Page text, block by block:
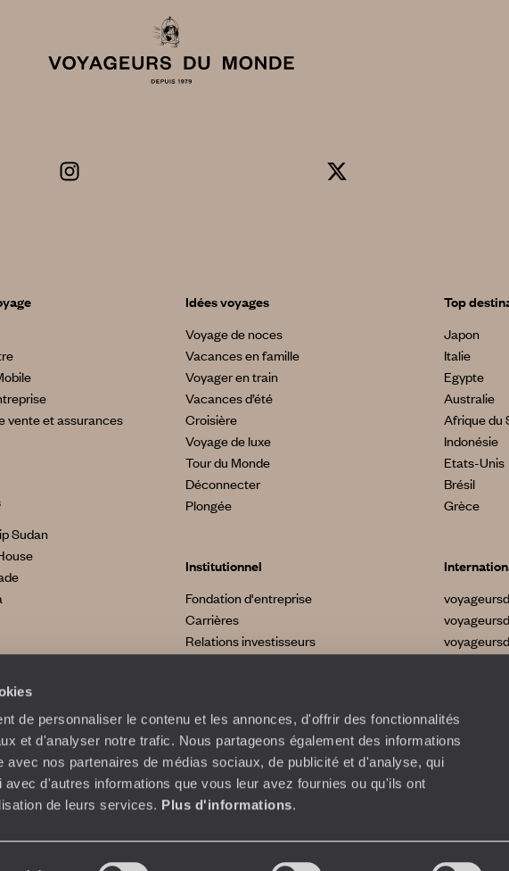
de personnaliser le contenu et les annonces, d'offrir des fonctionnalités
et d'analyser notre trafic. Nous partageons également des informations
avec nos partenaires de médias sociaux, de publicité et d'analyse, qui
d'autres informations que vous leur avez fournies ou qu'ils ont
de leurs services. Plus d'informations.
vente et assurances
Sudan
Idées voyages
Voyage de noces
Vacances en famille
Voyager en train
Vacances d’été
Croisière
Voyage de luxe
Tour du Monde
Déconnecter
Plongée
Institutionnel
Fondation d'entreprise
Carrières
Relations investisseurs
Top
Japon
Italie
Egypte
Australie
Afrique du
Indonésie
Etats-Unis
Brésil
Grèce